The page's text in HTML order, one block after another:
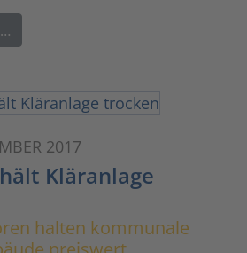
2017
Kläranlage
halten kommunale